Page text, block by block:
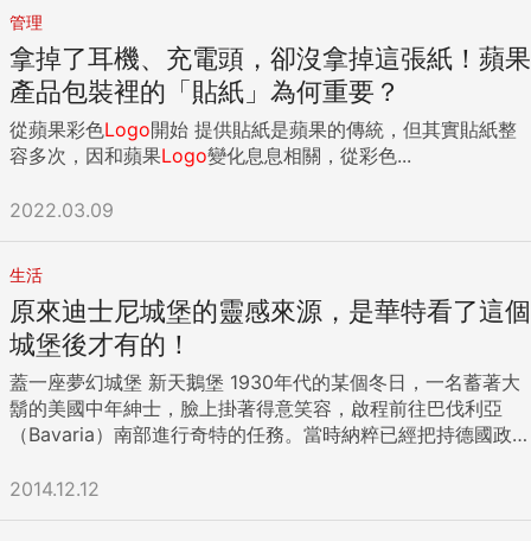
管理
拿掉了耳機、充電頭，卻沒拿掉這張紙！蘋果
產品包裝裡的「貼紙」為何重要？
從蘋果彩色Logo開始 提供貼紙是蘋果的傳統，但其實貼紙整
容多次，因和蘋果Logo變化息息相關，從彩色...
2022.03.09
生活
原來迪士尼城堡的靈感來源，是華特看了這個
城堡後才有的！
蓋一座夢幻城堡 新天鵝堡 1930年代的某個冬日，一名蓄著大
鬍的美國中年紳士，臉上掛著得意笑容，啟程前往巴伐利亞
（Bavaria）南部進行奇特的任務。當時納粹已經把持德國政
的座車飛速通過充滿冬季氣息的大地，經過結霜的原野和冰凍
2014.12.12